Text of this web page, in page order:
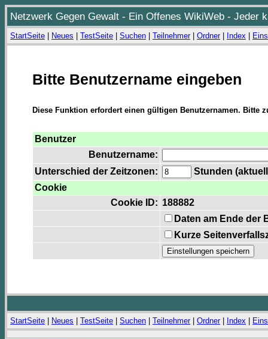
Netzwerk Gegen Gewalt - Ein Offenes WikiWeb - Jeder
StartSeite Neues TestSeite Suchen Teilnehmer| Ordner| Index
Bitte Benutzername eingeben
Diese Funktion erfordert einen gültigen Benutzernamen. Bitte
Benutzer
Benutzername:
Unterschied der Zeitzonen:
Stunden
Cookie
Cookie ID: 188882
Daten am Ende der
Kurze
StartSeite Neues TestSeite Suchen Teilnehmer| Ordner| Index